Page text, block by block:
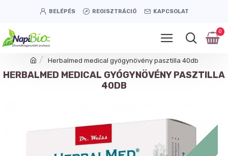
BELÉPÉS REGISZTRÁCIÓ KAPCSOLAT
0
Herbalmed medical gyógynövény pasztilla 40db
HERBALMED MEDICAL GYÓGYNÖVÉNY PASZTILLA
40DB